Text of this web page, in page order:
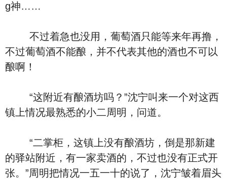
g神……
不过着急也没用，葡萄酒只能等来年再撸，
不过葡萄酒不能酿，并不代表其他的酒也不可以
酿啊！
“这附近有酿酒坊吗？”沈宁叫来一个对这西
镇上情况最熟悉的小二周明，问道。
“二掌柜，这镇上没有酿酒坊，倒是那新建
的驿站附近，有一家卖酒的，不过也没有正式开
张。”周明把情况一五一十的说了，沈宁皱着眉头